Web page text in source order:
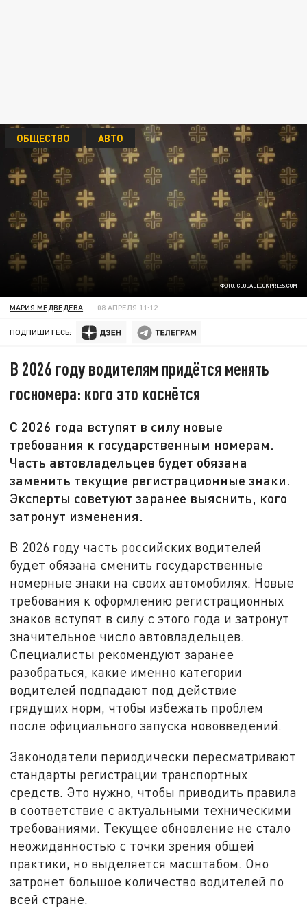
ФОТО: GLOBALLOOKPRESS.COM
ОБЩЕСТВО АВТО
МАРИЯ МЕДВЕДЕВА 08 АПРЕЛЯ 11:12
ПОДПИШИТЕСЬ:
В 2026 году водителям придётся менять
госномера: кого это коснётся
С 2026 года вступят в силу новые
требования к государственным номерам.
Часть автовладельцев будет обязана
заменить текущие регистрационные знаки.
Эксперты советуют заранее выяснить, кого
затронут изменения.
В 2026 году часть российских водителей
будет обязана сменить государственные
номерные знаки на своих автомобилях. Новые
требования к оформлению регистрационных
знаков вступят в силу с этого года и затронут
значительное число автовладельцев.
Специалисты рекомендуют заранее
разобраться, какие именно категории
водителей подпадают под действие
грядущих норм, чтобы избежать проблем
после официального запуска нововведений.
Законодатели периодически пересматривают
стандарты регистрации транспортных
средств. Это нужно, чтобы приводить правила
в соответствие с актуальными техническими
требованиями. Текущее обновление не стало
неожиданностью с точки зрения общей
практики, но выделяется масштабом. Оно
затронет большое количество водителей по
всей стране.